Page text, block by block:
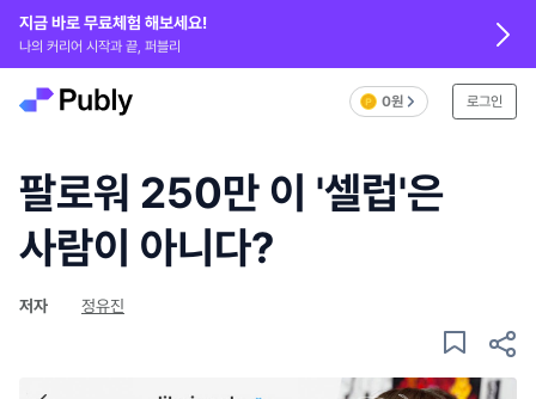
지금 바로 무료체험 해보세요!
나의 커리어 시작과 끝, 퍼블리
0원 로그인
팔로워 250만 이 '셀럽'은
사람이 아니다?
저자 정유진